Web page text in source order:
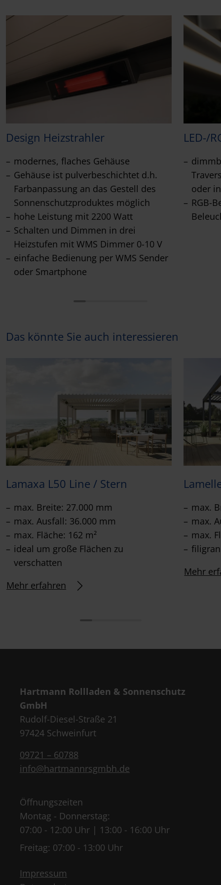
Design Heizstrahler
modernes, flaches Gehäuse
Gehäuse ist pulverbeschichtet d.h.
Farbanpassung an das Gestell des
Sonnenschutzproduktes möglich
hohe Leistung mit 2200 Watt
Schalten und Dimmen in drei
Heizstufen mit WMS Dimmer 0-10 V
einfache Bedienung per WMS Sender
oder Smartphone
LED-/
oder
RGB-
Das könnte Sie auch interessieren
Lamaxa L50 Line / Stern
max. Breite: 27.000 mm
max. Ausfall: 36.000 mm
max. Fläche: 162 m²
ideal um große Flächen zu
verschatten
Mehr erfahren
max.
max.
max.
Mehr
Hartmann Rollladen & Sonnenschutz
GmbH
Rudolf-Diesel-Straße 21
97424 Schweinfurt
09721 – 60788
info@hartmannrsgmbh.de
Öffnungszeiten
Montag - Donnerstag:
07:00 - 12:00 Uhr | 13:00 - 16:00 Uhr
Freitag: 07:00 - 13:00 Uhr
Impressum